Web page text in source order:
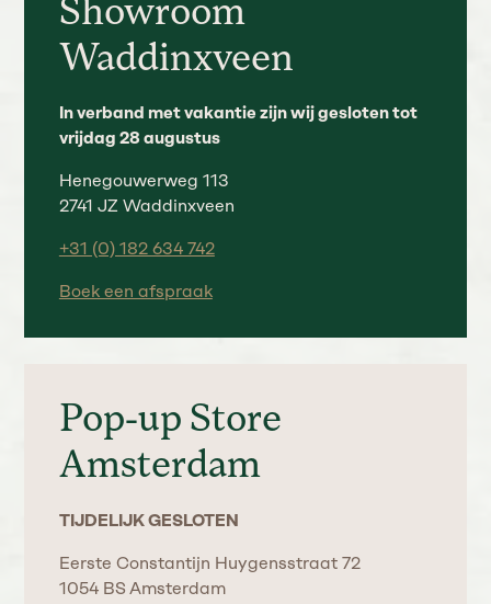
Showroom
Waddinxveen
In verband met vakantie zijn wij gesloten tot
vrijdag 28 augustus
Henegouwerweg 113
2741 JZ Waddinxveen
+31 (0) 182 634 742
Boek een afspraak
Pop-up Store
Amsterdam
TIJDELIJK GESLOTEN
Eerste Constantijn Huygensstraat 72
1054 BS Amsterdam